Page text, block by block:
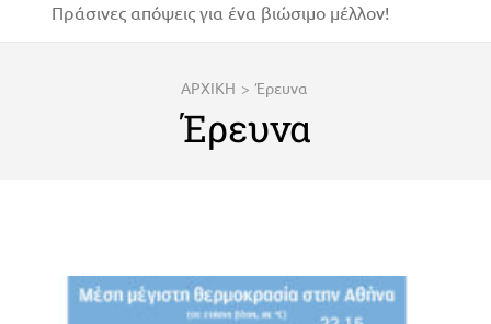
Πράσινες απόψεις για ένα βιώσιμο μέλλον!
ΑΡΧΙΚΗ > Έρευνα
Έρευνα